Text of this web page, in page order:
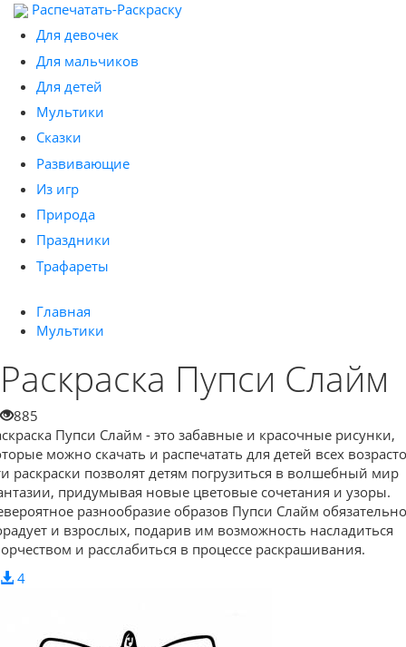
Распечатать-Раскраску
Для девочек
Для мальчиков
Для детей
Мультики
Сказки
Развивающие
Из игр
Природа
Праздники
Трафареты
Главная
Мультики
Раскраска Пупси Слайм
885
Пупси Слайм - это забавные и красочные рисунки,
можно скачать и распечатать для детей всех
раскраски позволят детям погрузиться в волшебный мир
придумывая новые цветовые сочетания и узоры.
разнообразие образов Пупси Слайм обязательно
и взрослых, подарив им возможность насладиться
и расслабиться в процессе раскрашивания.
4